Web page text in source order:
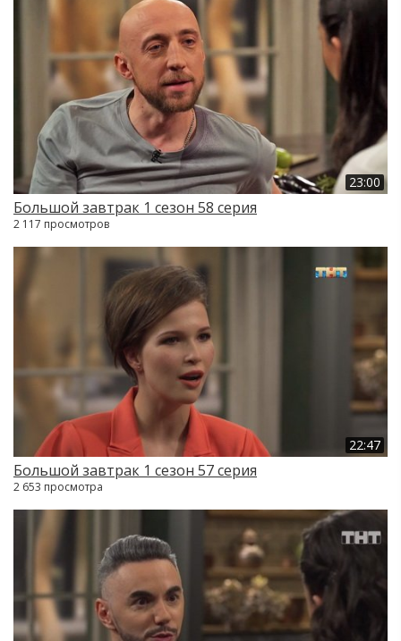
23:00
Большой завтрак 1 сезон 58 серия
2 117 просмотров
22:47
Большой завтрак 1 сезон 57 серия
2 653 просмотра